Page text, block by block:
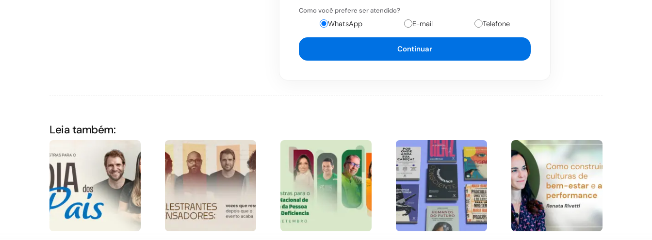
Como você prefere ser atendido?
WhatsApp E-mail Telefone
Continuar
Leia também: